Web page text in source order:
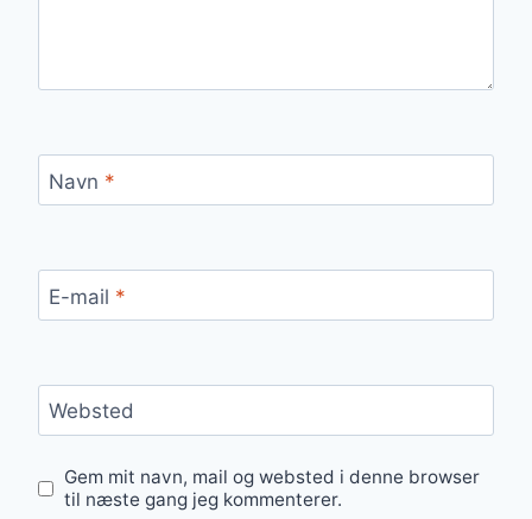
Navn *
E-mail *
Websted
Gem mit navn, mail og websted i denne browser
til næste gang jeg kommenterer.